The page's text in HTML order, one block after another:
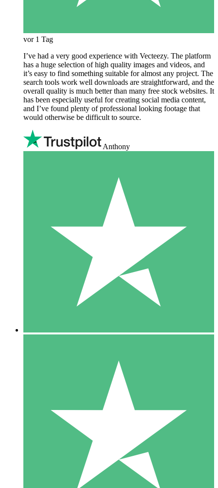
vor 1 Tag
I’ve had a very good experience with Vecteezy. The platform
has a huge selection of high quality images and videos, and
it’s easy to find something suitable for almost any project. The
search tools work well downloads are straightforward, and the
overall quality is much better than many free stock websites. It
has been especially useful for creating social media content,
and I’ve found plenty of professional looking footage that
would otherwise be difficult to source.
Anthony